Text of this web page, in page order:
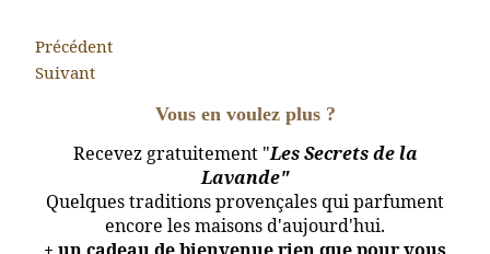
Précédent
Suivant
Vous en voulez plus ?
Recevez gratuitement "Les Secrets de la
Lavande"
Quelques traditions provençales qui parfument
encore les maisons d'aujourd'hui.